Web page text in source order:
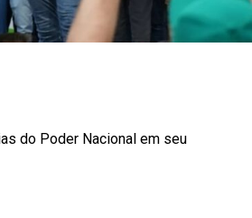
do Poder Nacional em seu